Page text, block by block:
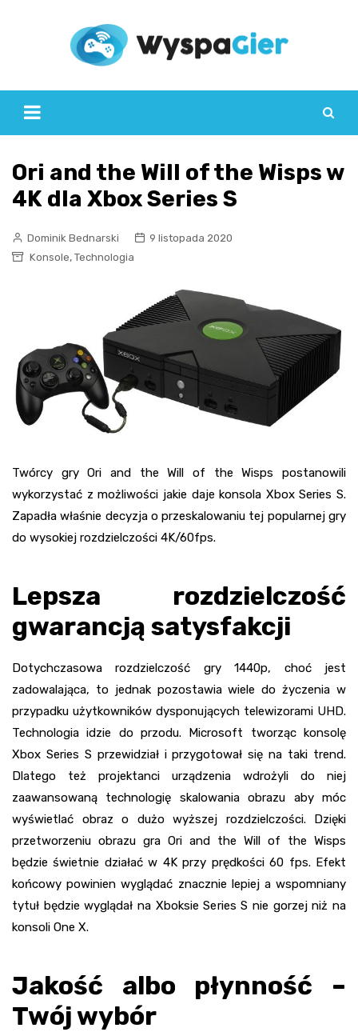
Ori and the Will of the Wisps w
4K dla Xbox Series S
Dominik Bednarski
9 listopada 2020
Konsole, Technologia
Twórcy gry Ori and the Will of the Wisps postanowili
wykorzystać z możliwości jakie daje konsola Xbox Series S.
Zapadła właśnie decyzja o przeskalowaniu tej popularnej gry
do wysokiej rozdzielczości 4K/60fps.
Lepsza rozdzielczość
gwarancją satysfakcji
Dotychczasowa rozdzielczość gry 1440p, choć jest
zadowalająca, to jednak pozostawia wiele do życzenia w
przypadku użytkowników dysponujących telewizorami UHD.
Technologia idzie do przodu. Microsoft tworząc konsolę
Xbox Series S przewidział i przygotował się na taki trend.
Dlatego też projektanci urządzenia wdrożyli do niej
zaawansowaną technologię skalowania obrazu aby móc
wyświetlać obraz o dużo wyższej rozdzielczości. Dzięki
przetworzeniu obrazu gra Ori and the Will of the Wisps
będzie świetnie działać w 4K przy prędkości 60 fps. Efekt
końcowy powinien wyglądać znacznie lepiej a wspomniany
tytuł będzie wyglądał na Xboksie Series S nie gorzej niż na
konsoli One X.
Jakość albo płynność –
Twój wybór